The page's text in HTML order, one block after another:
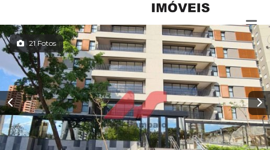
21 Fotos